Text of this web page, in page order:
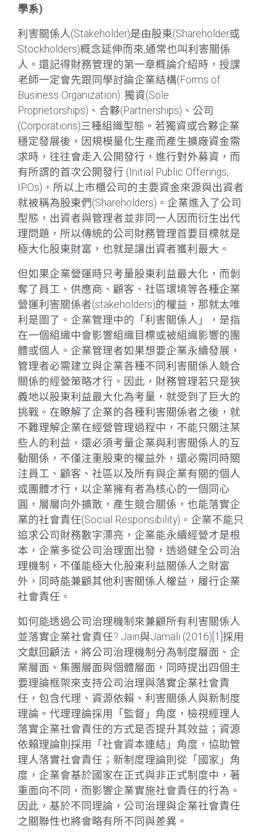
學系)
利害關係人(Stakeholder)是由股東(Shareholder或
Stockholders)概念延伸而來,通常也叫利害關係
人。還記得財務管理的第一章概論介紹時，授課
老師一定會先跟同學討論企業結構(Forms of
Business Organization): 獨資(Sole
Proprietorships)、合夥(Partnerships)、公司
(Corporations)三種組織型態。若獨資或合夥企業
穩定發展後，因規模量化生產而產生擴廠資金需
求時，往往會走入公開發行，進行對外募資，而
有所謂的首次公開發行 (Initial Public Offerings,
IPOs)，所以上市櫃公司的主要資金來源與出資者
就被稱為股東們(Shareholders)。企業進入了公司
型態，出資者與管理者並非同一人因而衍生出代
理問題，所以傳統的公司財務管理首要目標就是
極大化股東財富，也就是讓出資者獲利最大。
但如果企業營運時只考量股東利益最大化，而剝
奪了員工、供應商、顧客、社區環境等各種企業
營運利害關係者(stakeholders)的權益，那就太唯
利是圖了。企業管理中的「利害關係人」，是指
在一個組織中會影響組織目標或被組織影響的團
體或個人。企業管理者如果想要企業永續發展，
管理者必需建立與企業各種不同利害關係人競合
關係的經營策略才行。因此，財務管理若只是狹
義地以股東利益最大化為考量，就受到了巨大的
挑戰。在瞭解了企業的各種利害關係者之後，就
不難理解企業在經營管理過程中，不能只關注某
些人的利益，還必須考量企業與利害關係人的互
動關係，不僅注重股東的權益外，還必需同時關
注員工、顧客、社區以及所有與企業有關的個人
或團體才行，以企業擁有者為核心的一個同心
圓，層層向外擴散，產生競合關係，也能落實企
業的社會責任(Social Responsibility)。企業不能只
追求公司財務數字漂亮，企業能永續經營才是根
本，企業多從公司治理面出發，透過健全公司治
理機制，不僅能極大化股東利益關係人之財富
外，同時能兼顧其他利害關係人權益，履行企業
社會責任。
如何能透過公司治理機制來兼顧所有利害關係人
並落實企業社會責任? Jain與Jamali (2016) [1] 採用
文獻回顧法，將公司治理機制分為制度層面、企
業層面、集團層面與個體層面，同時提出四個主
要理論框架來支持公司治理與落實企業社會責
任，包含代理、資源依賴、利害關係人與新制度
理論。代理理論採用「監督」角度，檢視經理人
落實企業社會責任的方式是否提升其效益；資源
依賴理論則採用「社會資本連結」角度，協助管
理人落實社會責任；新制度理論則從「國家」角
度，企業會基於國家在正式與非正式制度中，著
重面向不同，而影響企業實施社會責任的行為。
因此，基於不同理論，公司治理與企業社會責任
之關聯性也將會略有所不同與差異。